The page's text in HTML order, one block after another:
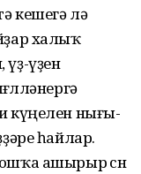
кешегә лә
халыҡ
үҙен
күңелен нығы­
һайлар.
ашырыр өсөн